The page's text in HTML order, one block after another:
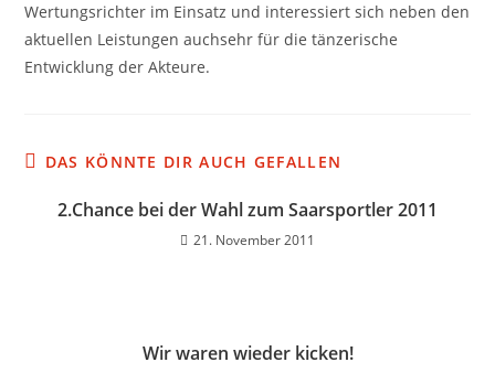
Wertungsrichter im Einsatz und interessiert sich neben den
aktuellen Leistungen auchsehr für die tänzerische
Entwicklung der Akteure.
DAS KÖNNTE DIR AUCH GEFALLEN
2.Chance bei der Wahl zum Saarsportler 2011
21. November 2011
Wir waren wieder kicken!